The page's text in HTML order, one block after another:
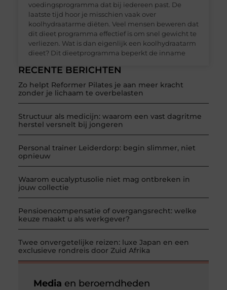
RECENTE BERICHTEN
Zo helpt Reformer Pilates je aan meer kracht
zonder je lichaam te overbelasten
Structuur als medicijn: waarom een vast dagritme
herstel versnelt bij jongeren
Personal trainer Leiderdorp: begin slimmer, niet
opnieuw
Waarom eucalyptusolie niet mag ontbreken in
jouw collectie
Pensioencompensatie of overgangsrecht: welke
keuze maakt u als werkgever?
Twee onvergetelijke reizen: luxe Japan en een
exclusieve rondreis door Zuid Afrika
Media en beroemdheden
voedingsprogramma dat bij iedereen past. De
laatste tijd hoor je misschien vaak over
koolhydraatarme diëten. Veel mensen beweren dat
dit dieet programma effectief is om snel gewicht te
verliezen. Wat is dan eigenlijk een koolhydraatarm
dieet? Dit dieetprogramma beperkt de inname